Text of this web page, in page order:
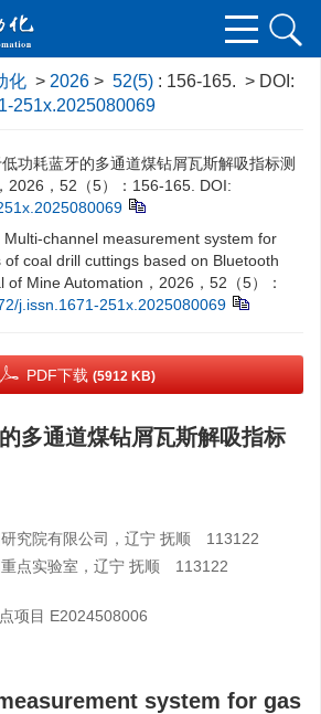
化 > 2026 > 52(5) : 156-165. > DOI:
251x.2025080069
功耗蓝牙的多通道煤钻屑瓦斯解吸指标测
2026，52（5）：156-165. DOI:
Multi-channel measurement system for
coal drill cuttings based on Bluetooth
Mine Automation，2026，52（5）：
j.issn.1671-251x.2025080069
PDF下载 (5912 KB)
多通道煤钻屑瓦斯解吸指标
究院有限公司，辽宁 抚顺 113122
点实验室，辽宁 抚顺 113122
项目 E2024508006
system for gas